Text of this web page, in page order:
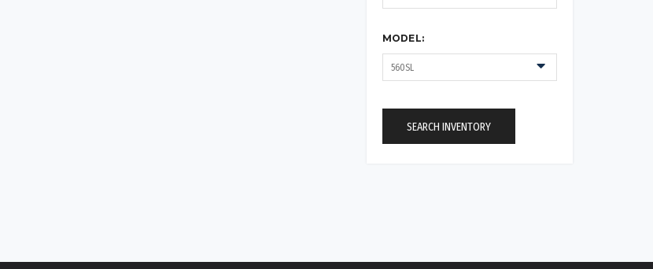
MODEL:
SEARCH INVENTORY